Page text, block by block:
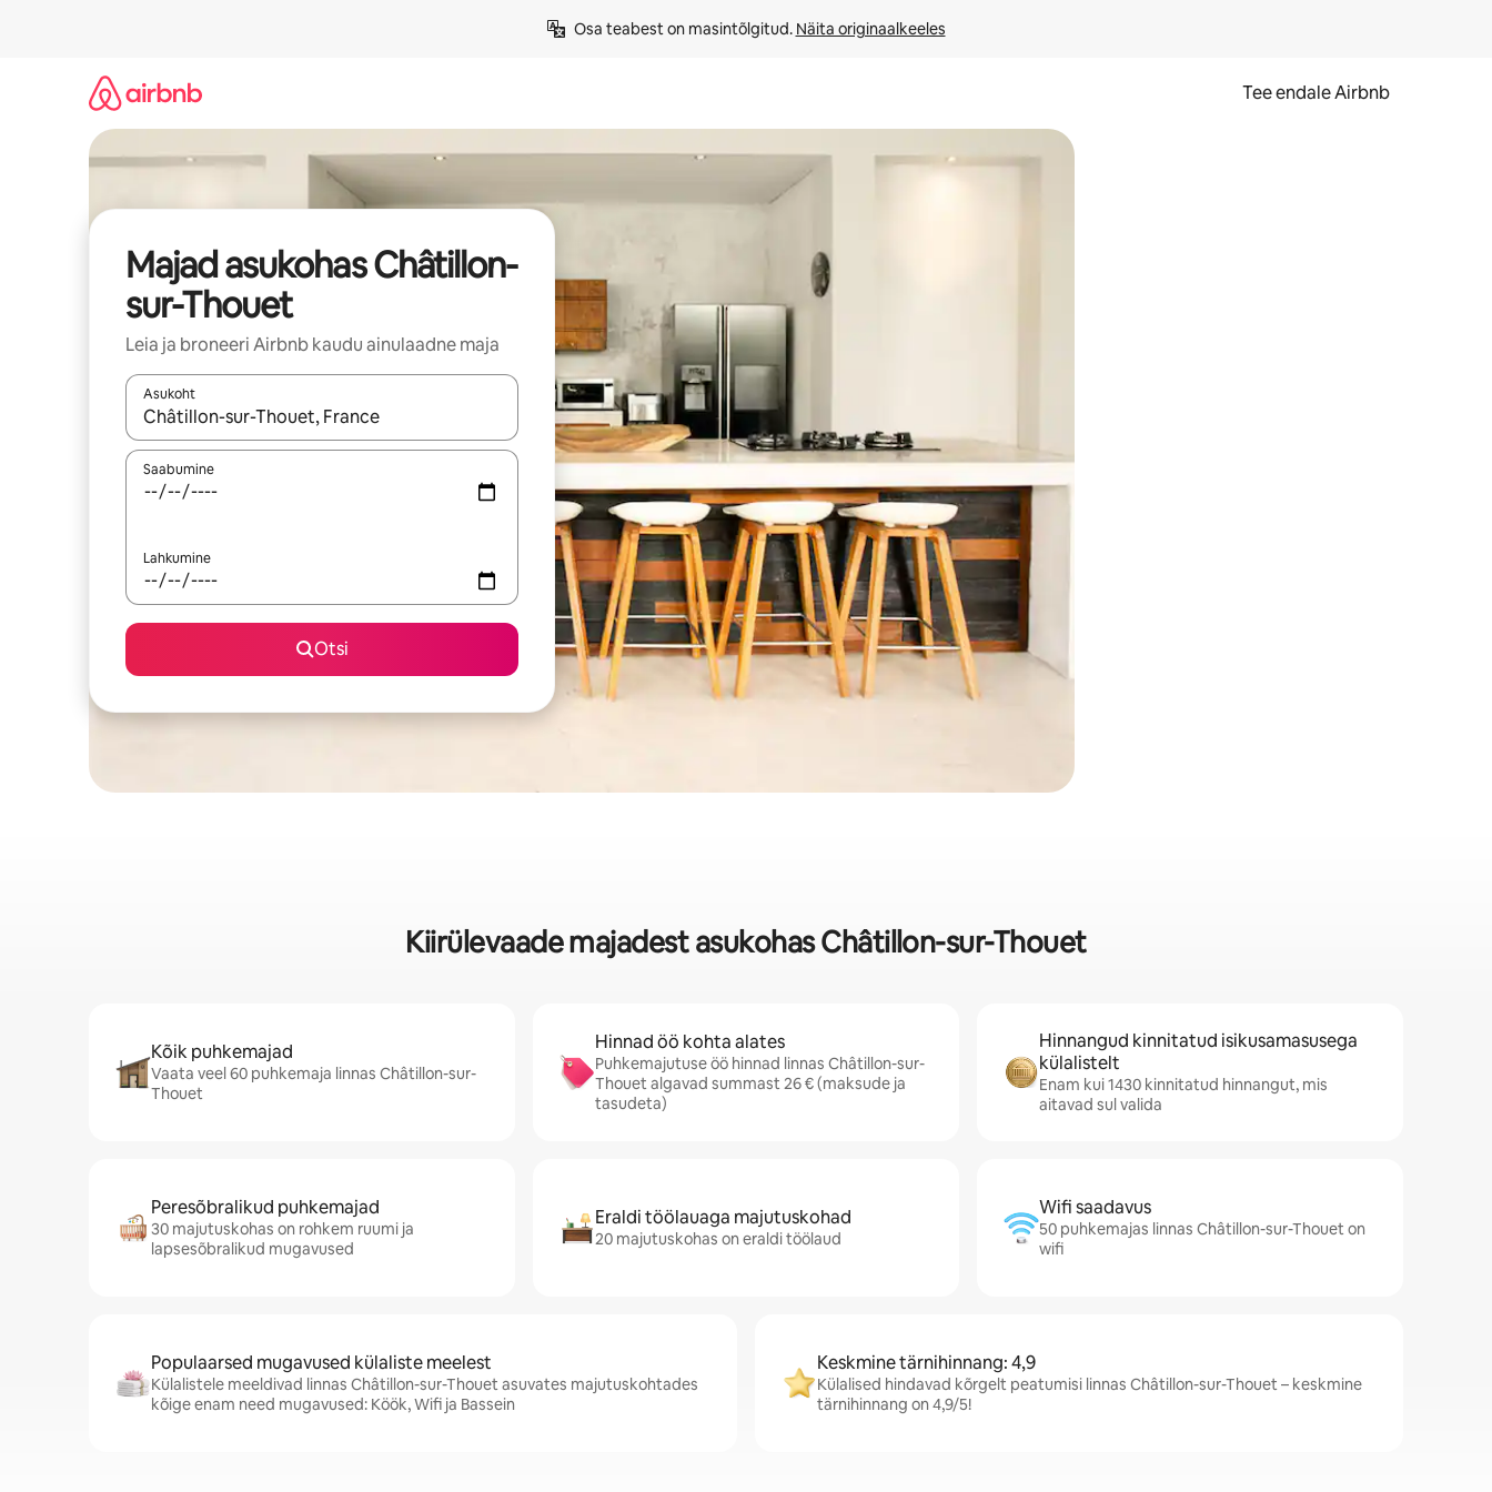
Osa teabest on masintõlgitud. Näita originaalkeeles
Tee endale Airbnb
Majad asukohas Châtillon-
sur-Thouet
Leia ja broneeri Airbnb kaudu ainulaadne maja
Asukoht
Kui tulemused on kuvatud, liigu ekraanil nooleklahvidega või puuduta või tõmba mööda ekraani.
Saabumine
Lahkumine
Otsi
Kiirülevaade majadest asukohas Châtillon-sur-Thouet
Kõik puhkemajad
Vaata veel 60 puhkemaja linnas Châtillon-sur-
Thouet
Hinnad öö kohta alates
Puhkemajutuse öö hinnad linnas Châtillon-sur-
Thouet algavad summast 26 € (maksude ja
tasudeta)
Hinnangud kinnitatud isikusamasusega
külalistelt
Enam kui 1430 kinnitatud hinnangut, mis
aitavad sul valida
Peresõbralikud puhkemajad
30 majutuskohas on rohkem ruumi ja
lapsesõbralikud mugavused
Eraldi töölauaga majutuskohad
20 majutuskohas on eraldi töölaud
Wifi saadavus
50 puhkemajas linnas Châtillon-sur-Thouet on
wifi
Populaarsed mugavused külaliste meelest
Külalistele meeldivad linnas Châtillon-sur-Thouet asuvates majutuskohtades
kõige enam need mugavused: Köök, Wifi ja Bassein
Keskmine tärnihinnang: 4,9
Külalised hindavad kõrgelt peatumisi linnas Châtillon-sur-Thouet – keskmine
tärnihinnang on 4,9/5!